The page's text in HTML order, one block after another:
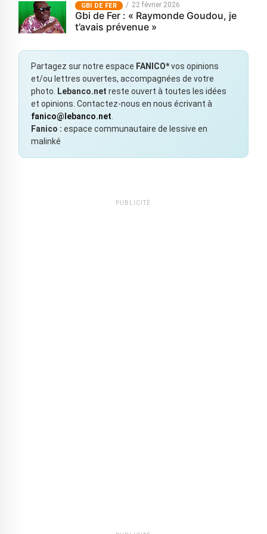
GBI DE FER 22 février 2026
Gbi de Fer : « Raymonde Goudou, je
t’avais prévenue »
Partagez sur notre espace FANICO*vos opinions
et/ou lettres ouvertes, accompagnées de votre
photo.
Lebanco.net reste ouvert à toutes les idées
et opinions. Contactez-nous en nous écrivant à
fanico@lebanco.net
Fanico : espace communautaire de lessive en
malinké
PUBLICITÉ